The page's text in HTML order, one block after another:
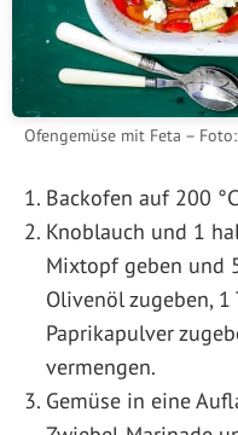
Ofengemüse mit Feta –
Backofen auf 200
Knoblauch und 1
Mixtopf geben und
Olivenöl zugeben, 1
Paprikapulver
vermengen.
Gemüse in eine